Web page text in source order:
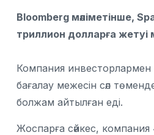
Bloomberg мәліметінше,
триллион долларға жетуі
Компания инвесторлармен
бағалау межесін сәл
болжам айтылған еді.
Жоспарға сәйкес,